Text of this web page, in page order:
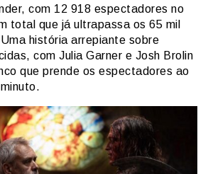
com 12 918 espectadores no
total que já ultrapassa os 65 mil
história arrepiante sobre
com Julia Garner e Josh Brolin
que prende os espectadores ao